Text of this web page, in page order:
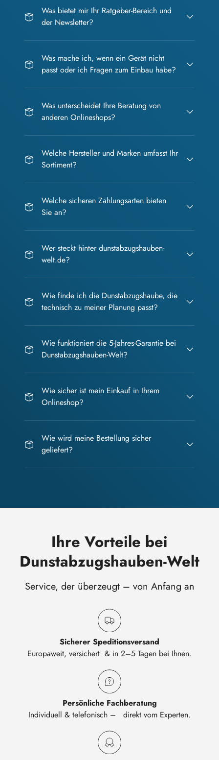
Was bietet mir Ihr Ratgeber-Bereich und
der Newsletter?
Was mache ich, wenn ein Gerät nicht
passt oder ich Fragen zum Einbau habe?
Was unterscheidet Ihre Beratung von
anderen Onlineshops?
Welche Hersteller und Marken umfasst Ihr
Sortiment?
Welche sicheren Zahlungsarten bieten
Sie an?
Wer steckt hinter dunstabzugshauben-
welt.de?
Wie finde ich die Dunstabzugshaube, die
technisch zu meiner Planung passt?
Wie funktioniert die 5-Jahres-Garantie bei
Dunstabzugshauben-Welt?
Wie sicher ist mein Einkauf in Ihrem
Onlineshop?
Wie wird meine Bestellung sicher
geliefert?
Ihre Vorteile bei
Dunstabzugshauben-Welt
Service, der überzeugt – von Anfang an
Sicherer Speditionsversand
Europaweit, versichert & in 2–5 Tagen bei Ihnen.
Persönliche Fachberatung
Individuell & telefonisch – direkt vom Experten.